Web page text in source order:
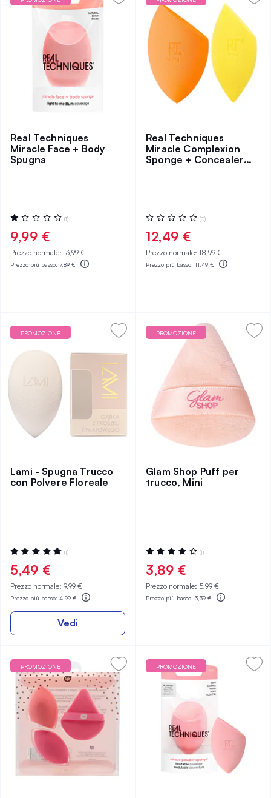
Real Techniques
Miracle Face + Body
Spugna
Valutazione:
20%
(1)
9,99 €
Prezzo normale: 13,99 €
Prezzo più basso: 7,89 €
Real Techniques
Miracle Complexion
Sponge + Concealer
Valutazione:
0%
(0)
12,49 €
Prezzo normale: 18,99 €
Prezzo più basso: 11,49 €
PROMOZIONE
Lami - Spugna Trucco
con Polvere Floreale
Valutazione:
100%
(1)
5,49 €
Prezzo normale: 9,99 €
Prezzo più basso: 4,99 €
Vedi
PROMOZIONE
Glam Shop Puff per
trucco, Mini
Valutazione:
80%
(1)
3,89 €
Prezzo normale: 5,99 €
Prezzo più basso: 3,39 €
PROMOZIONE PROMOZIONE